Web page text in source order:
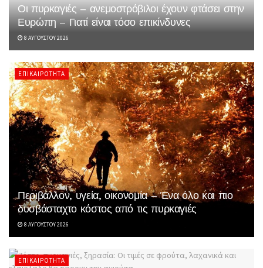
Οι πυρκαγιές – ανεμοστρόβιλοι έχουν φτάσει στην
Ευρώπη – Γιατί είναι τόσο επικίνδυνες
8 ΑΥΓΟΎΣΤΟΥ 2026
ΕΠΙΚΑΙΡΌΤΗΤΑ
Περιβάλλον, υγεία, οικονομία – Ένα όλο και πιο
δυσβάσταχτο κόστος από τις πυρκαγιές
8 ΑΥΓΟΎΣΤΟΥ 2026
ΕΠΙΚΑΙΡΌΤΗΤΑ